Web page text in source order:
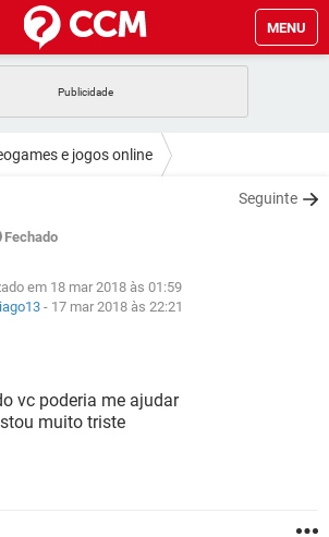
MENU
FACEBOOK
WHATSAPP
GMAIL
EXCEL
WHATSAPP
GMAIL
EXCEL
e jogos online
Seguinte
Fechado
em 18 mar 2018 às 01:59
- 17 mar 2018 às 22:21
vc poderia me ajudar
muito triste